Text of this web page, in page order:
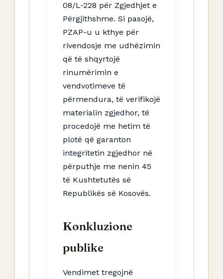
08/L-228 për Zgjedhjet e
Përgjithshme. Si pasojë,
PZAP-u u kthye për
rivendosje me udhëzimin
që të shqyrtojë
rinumërimin e
vendvotimeve të
përmendura, të verifikojë
materialin zgjedhor, të
procedojë me hetim të
plotë që garanton
integritetin zgjedhor në
përputhje me nenin 45
të Kushtetutës së
Republikës së Kosovës.
Konkluzione
publike
Vendimet tregojnë